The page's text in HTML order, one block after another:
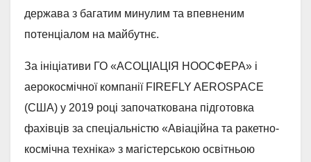
держава з багатим минулим та впевненим
потенціалом на майбутнє.
За ініціативи ГО «АСОЦІАЦІЯ НООСФЕРА» і
аерокосмічної компанії FIREFLY AEROSPACE
(США) у 2019 році започаткована підготовка
фахівців за спеціальністю «Авіаційна та ракетно-
космічна техніка» з магістерською освітньою